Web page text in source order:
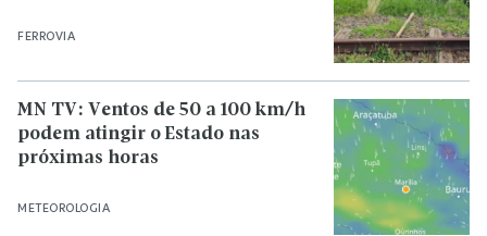
FERROVIA
METEOROLOGIA
MN TV: Ventos de 50 a 100 km/h
podem atingir o Estado nas
próximas horas